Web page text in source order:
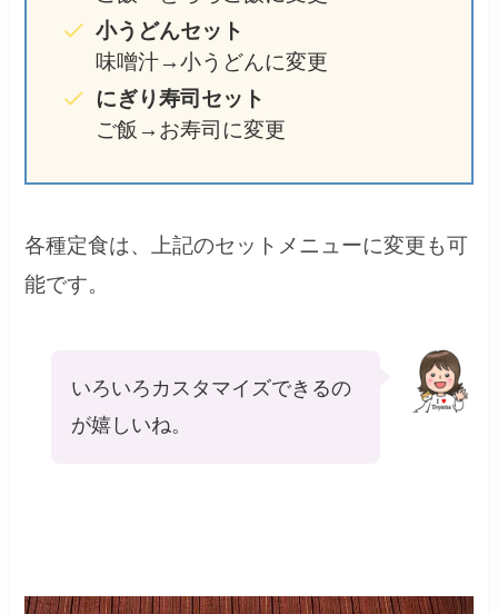
小うどんセット
味噌汁→小うどんに変更
にぎり寿司セット
ご飯→お寿司に変更
各種定食は、上記のセットメニューに変更も可
能です。
いろいろカスタマイズできるの
が嬉しいね。